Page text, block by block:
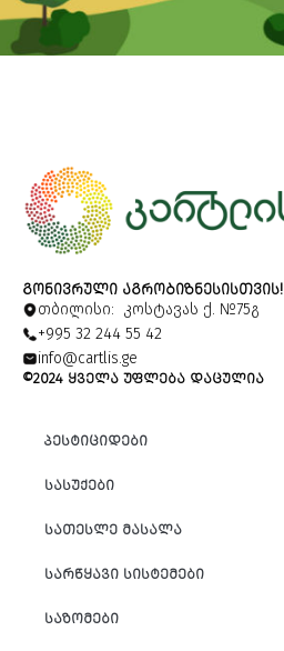
Alternative:
ᲒᲝᲜᲘᲕᲠᲣᲚᲘ ᲐᲒᲠᲝᲑᲘᲖᲜᲔᲡᲘᲡᲗᲕᲘᲡ!
თბილისი: კოსტავას ქ. №75გ
+995 32 244 55 42
info@cartlis.ge
©2024 ᲧᲕᲔᲚᲐ ᲣᲤᲚᲔᲑᲐ ᲓᲐᲪᲣᲚᲘᲐ
ᲞᲔᲡᲢᲘᲪᲘᲓᲔᲑᲘ
ᲡᲐᲡᲣᲥᲔᲑᲘ
ᲡᲐᲗᲔᲡᲚᲔ ᲛᲐᲡᲐᲚᲐ
ᲡᲐᲠᲬᲧᲐᲕᲘ ᲡᲘᲡᲢᲔᲛᲔᲑᲘ
ᲡᲐᲖᲝᲛᲔᲑᲘ